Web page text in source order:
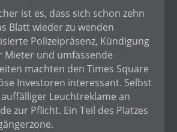
ist es, dass sich schon zehn
Blatt wieder zu wenden
Polizeipräsenz, Kündigung
Mieter und umfassende
machten den Times Square
Investoren interessant. Selbst
Leuchtreklame an
zur Pflicht. Ein Teil des Platzes